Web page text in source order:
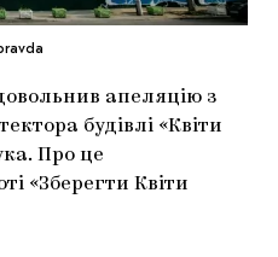
апеляцію з
будівлі «Квіти
Про це
«Зберегти Квіти